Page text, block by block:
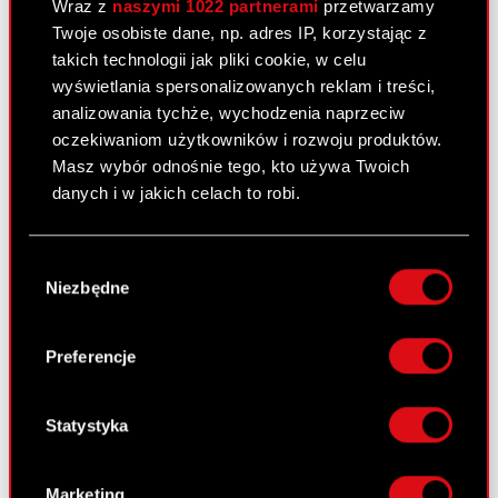
Wraz z naszymi 1022 partnerami przetwarzamy
Twoje osobiste dane, np. adres IP, korzystając z
takich technologii jak pliki cookie, w celu
wyświetlania spersonalizowanych reklam i treści,
analizowania tychże, wychodzenia naprzeciw
oczekiwaniom użytkowników i rozwoju produktów.
Masz wybór odnośnie tego, kto używa Twoich
danych i w jakich celach to robi.
lokalizacji geograficznej z dokładnością nawet
Identyfikować Twoje urządzenie, aktywnie
analizując charakteryzującego je zbiory
palca)
osobiste dane są przetwarzane oraz ustaw własne
zgody
Niezbędne
Preferencje
Statystyka
Marketing
Raport bieżący nr 27/2011
20 kwietnia 2011
PDF Ogłoszenie upadłości spółki zależnej
Raport bieżący nr 26/2011
uchwały w przedmiocie skierowania do
Walnego Zgromadzenia wniosku w
do zmiany firmy Spółki